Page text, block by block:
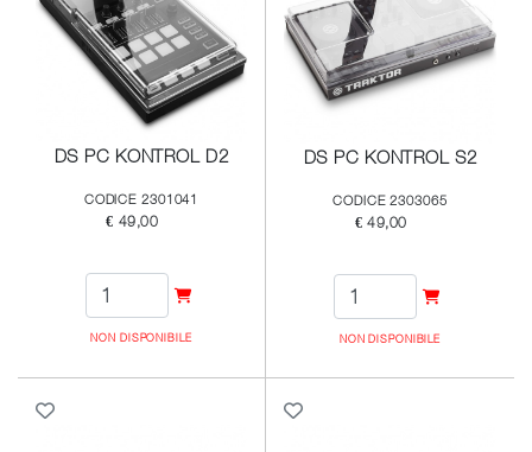
DS PC KONTROL D2
CODICE 2301041
€ 49,00
NON DISPONIBILE
DS PC KONTROL S2
CODICE 2303065
€ 49,00
NON DISPONIBILE